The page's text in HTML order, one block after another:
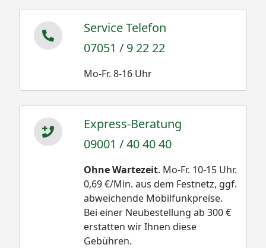
Service Telefon
07051 / 9 22 22
Mo-Fr. 8-16 Uhr
Express-Beratung
09001 / 40 40 40
Ohne Wartezeit. Mo-Fr. 10-15 Uhr.
0,69 €/Min. aus dem Festnetz, ggf.
abweichende Mobilfunkpreise.
Bei einer Neubestellung ab 300 €
erstatten wir Ihnen diese
Gebühren.